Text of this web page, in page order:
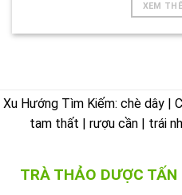
XEM
Xu Hướng Tìm Kiếm: chè dây |
tam thất | rượu cần | trái
TRÀ THẢO DƯỢC TẤN